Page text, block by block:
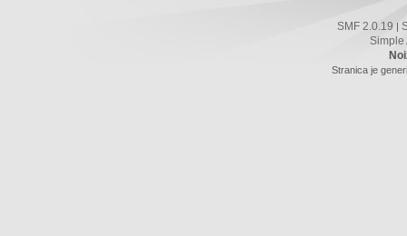
SMF 2.0.19
Simple
Stranica je